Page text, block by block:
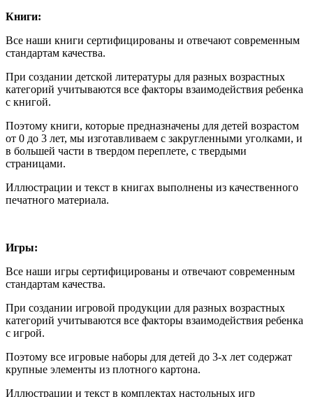
Книги:
Все наши книги сертифицированы и отвечают современным
стандартам качества.
При создании детской литературы для разных возрастных
категорий учитываются все факторы взаимодействия ребенка
с книгой.
Поэтому книги, которые предназначены для детей возрастом
от 0 до 3 лет, мы изготавливаем с закругленными уголками, и
в большей части в твердом переплете, с твердыми
страницами.
Иллюстрации и текст в книгах выполнены из качественного
печатного материала.
Игры:
Все наши игры сертифицированы и отвечают современным
стандартам качества.
При создании игровой продукции для разных возрастных
категорий учитываются все факторы взаимодействия ребенка
с игрой.
Поэтому все игровые наборы для детей до 3-х лет содержат
крупные элементы из плотного картона.
Иллюстрации и текст в комплектах настольных игр